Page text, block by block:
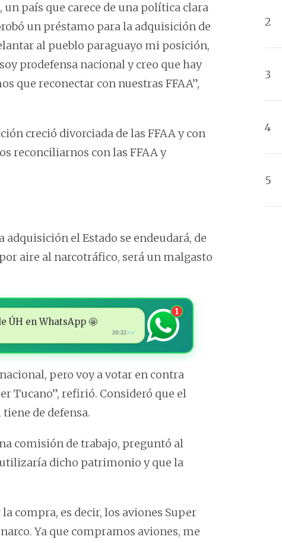
país que carece de una política clara
un préstamo para la adquisición de
al pueblo paraguayo mi posición,
prodefensa nacional y creo que hay
que reconectar con nuestras FFAA”,
creció divorciada de las FFAA y con
reconciliarnos con las FFAA y
el Estado se endeudará, de
aire al narcotráfico, será un malgasto
ÚH en WhatsApp 🤩
20:22✓✓
1
pero voy a votar en contra
Tucano”, refirió. Consideró que el
de defensa.
comisión de trabajo, preguntó al
utilizaría dicho patrimonio y que la
compra, es decir, los aviones Super
Ya que compramos aviones, me